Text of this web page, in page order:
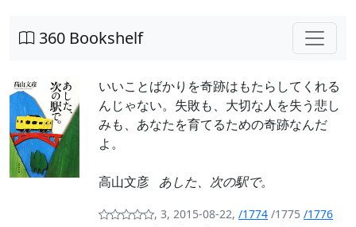
360 Bookshelf
いいことばかりを奇跡はもたらしてくれる
んじゃない。失敗も、大切な人を失う悲し
みも、あなたを育てるための奇跡なんだ
よ。
高山文彦 あした、次の駅で。
, 3, 2015-08-22, /1774 /1775 /1776